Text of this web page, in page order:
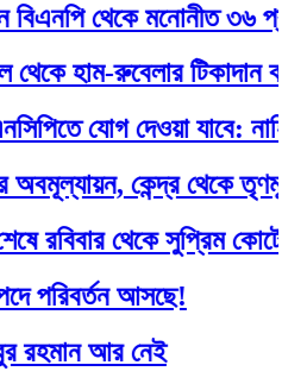
থেকে মনোনীত ৩৬ প্রার্থীর
হাম-রুবেলার টিকাদান
যোগ দেওয়া যাবে: নাহিদ
কেন্দ্র থেকে তৃণমূল
থেকে সুপ্রিম কোর্টের
আসছে!
আর নেই